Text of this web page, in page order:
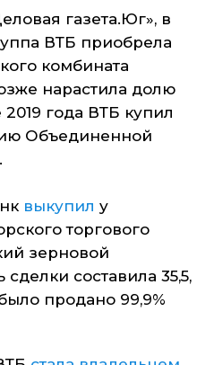
газета.Юг», в
ВТБ приобрела
комбината
нарастила долю
2019 года ВТБ купил
Объединенной
выкупил у
торгового
зерновой
составила 35,5,
продано 99,9%